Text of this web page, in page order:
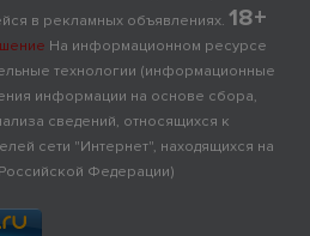
в рекламных объявлениях. 18+
На информационном ресурсе
технологии (информационные
информации на основе сбора,
сведений, относящихся к
сети "Интернет", находящихся на
Федерации)